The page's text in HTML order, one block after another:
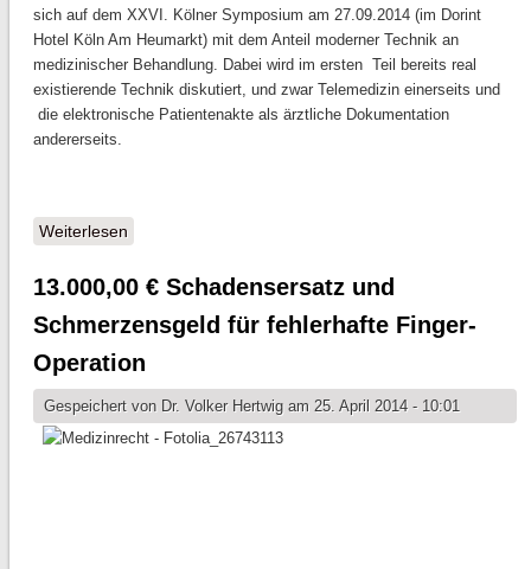
sich auf dem XXVI. Kölner Symposium am 27.09.2014 (im Dorint
Hotel Köln Am Heumarkt) mit dem Anteil moderner Technik an
medizinischer Behandlung. Dabei wird im ersten Teil bereits real
existierende Technik diskutiert, und zwar Telemedizin einerseits und
die elektronische Patientenakte als ärztliche Dokumentation
andererseits.
Weiterlesenüber Medizin 2.0 - Medizin ohne Grenzen
13.000,00 € Schadensersatz und
Schmerzensgeld für fehlerhafte Finger-
Operation
Gespeichert von Dr. Volker Hertwigam 25. April 2014 - 10:01